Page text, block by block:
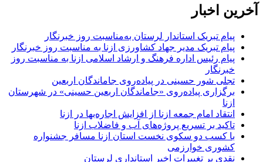
آخرین اخبار
پیام تبریک استاندار لرستان به‌مناسبت روز خبرنگار
پیام تبریک مدیر جهاد کشاورزی ازنا به مناسبت روز خبرنگار
پیام رئیس اداره فرهنگ و ارشاد اسلامی ازنا به مناسبت روز
خبرنگار
تجلی شور حسینی در پیاده‌روی جاماندگان اربعین
برگزاری پیاده‌روی «جاماندگان اربعین حسینی» در شهرستان
ازنا
انتقاد امام جمعه ازنا از افزایش اجاره‌بها در ازنا
تاکید بر تسریع پروژه‌های آب و فاضلاب ازنا
با کسب دو سکوی نخست استان ازنا مسافر جشنواره
کشوری خوارزمی
نقدی بر تغییرات اخیر استانداری لرستان